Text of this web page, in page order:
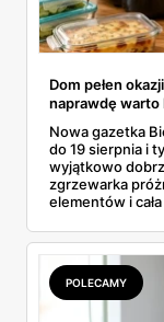
Dom pełen
naprawdę warto
Nowa gazetka
do 19 sierpnia i
wyjątkowo
zgrzewarka
elementów i
się przy półce z
POLECAMY